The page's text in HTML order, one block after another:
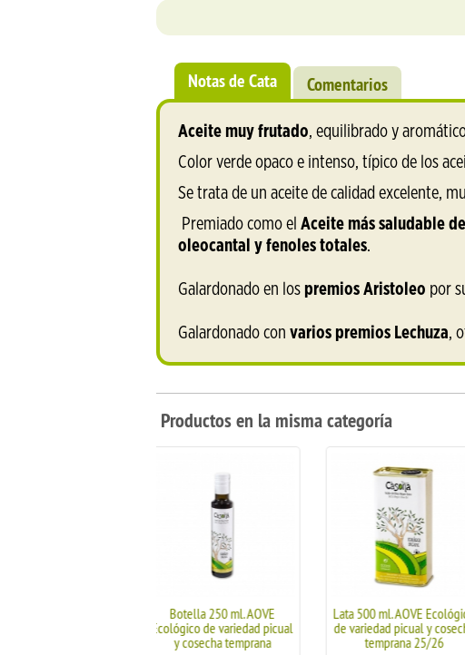
Notas de Cata Comentarios
Aceite muy frutado, equilibrado y
Color verde opaco e intenso, típico de los
Se trata de un aceite de calidad excelente,
Premiado como el Aceite más saludable
oleocantal y fenoles totales.
Galardonado en los premios Aristoleo por
Galardonado con varios premios Lechuza,
Productos en la misma categoría
Lata 500 ml. AOVE Ecológico
de variedad picual y cosecha
temprana 25/26
Pack 2 botellas a
los modelos Gourmet
ml